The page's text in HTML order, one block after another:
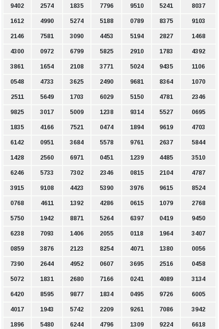
9402 2574 1835 7796 9510 5241 8037
1612 4990 5274 5188 0789 8375 9103
2146 7581 3090 4453 5194 2827 1468
4300 0972 6799 5825 2910 1783 4392
3861 1654 2108 3771 5024 9435 1106
0548 4733 3625 2490 9681 8364 1070
2511 5649 1703 6029 5150 4781 2346
9825 3017 5009 1238 9314 5527 0695
1835 4166 7521 0474 1894 9619 4703
6142 0951 3684 5578 9761 2637 5844
1428 2560 6971 0451 1239 4485 3510
6246 5733 7302 2346 0815 2104 4787
3915 9108 4423 5390 3976 9615 8524
0768 4611 1392 4286 0615 1079 2768
5750 1942 8871 5264 6397 0419 9450
6238 7093 1406 2055 0118 1964 3407
0859 3876 2123 8254 4071 1380 0056
7390 2644 4952 0607 3695 2516 0458
5072 1831 2680 7166 0241 4089 3134
6420 8595 9877 1834 0495 9726 6005
4017 1943 5742 2209 9261 7086 3942
1896 5480 6244 4796 1309 9224 6618